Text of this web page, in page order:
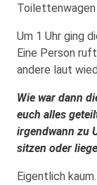
Toilettenwagen
Um 1 Uhr ging
Eine Person
andere laut
Wie war dann
euch alles
irgendwann zu
sitzen oder
Eigentlich